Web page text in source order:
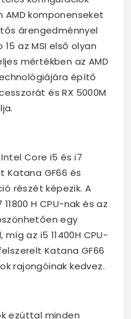
komponenseket
árengedménnyel
az MSI első olyan
mértékben az AMD
építő
és RX 5000M
Core i5 és i7
Katana GF66 és
részét képezik. A
H CPU-nak és az
egy
az i5 11400H CPU-
Katana GF66
rajongóinak kedvez.
ezúttal minden